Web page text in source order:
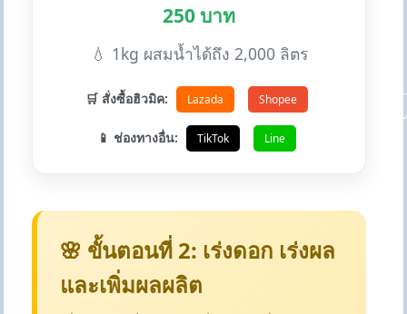
250 บาท
💧 1kg ผสมน้ำได้ถึง 2,000 ลิตร
🛒 สั่งซื้อฮิวมิค: Lazada Shopee
📱 ช่องทางอื่น: TikTok Line
🌸 ขั้นตอนที่ 2: เร่งดอก เร่งผล
และเพิ่มผลผลิต